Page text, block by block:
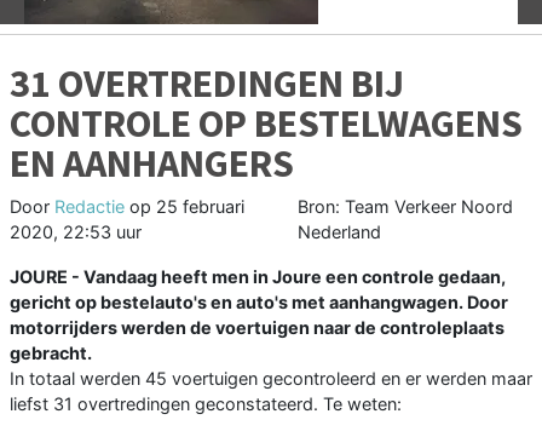
31 OVERTREDINGEN BIJ
CONTROLE OP BESTELWAGENS
EN AANHANGERS
Door Redactie op 25 februari
2020, 22:53 uur
Bron: Team Verkeer Noord
Nederland
JOURE - Vandaag heeft men in Joure een controle gedaan,
gericht op bestelauto's en auto's met aanhangwagen. Door
motorrijders werden de voertuigen naar de controleplaats
gebracht.
In totaal werden 45 voertuigen gecontroleerd en er werden maar
liefst 31 overtredingen geconstateerd. Te weten: